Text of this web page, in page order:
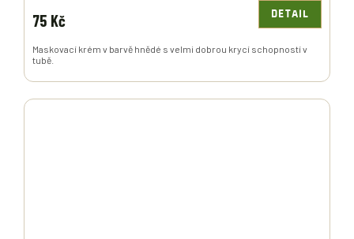
75 Kč DETAIL
Maskovací krém v barvě hnědé s velmi dobrou krycí schopností v
tubě.